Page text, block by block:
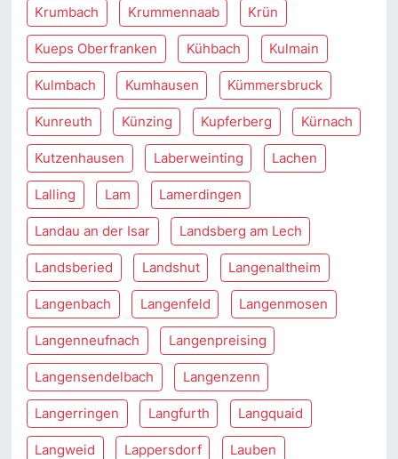
Krumbach Krummennaab Krün
Kueps Oberfranken Kühbach Kulmain
Kulmbach Kumhausen Kümmersbruck
Kunreuth Künzing Kupferberg Kürnach
Kutzenhausen Laberweinting Lachen
Lalling Lam Lamerdingen
Landau an der Isar Landsberg am Lech
Landsberied Landshut Langenaltheim
Langenbach Langenfeld Langenmosen
Langenneufnach Langenpreising
Langensendelbach Langenzenn
Langerringen Langfurth Langquaid
Langweid Lappersdorf Lauben